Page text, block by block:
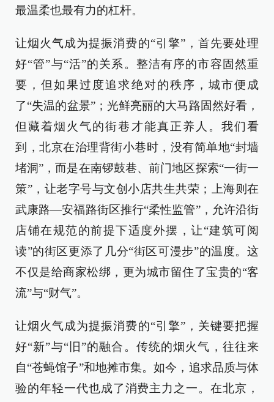
最温柔也最有力的杠杆。
让烟火气成为提振消费的“引擎”，首先要处理
好“管”与“活”的关系。整洁有序的市容固然重
要，但如果过度追求绝对的秩序，城市便成
了“失温的盆景”；光鲜亮丽的大马路固然好看，
但藏着烟火气的街巷才能真正养人。我们看
到，北京在治理背街小巷时，没有简单地“封墙
堵洞”，而是在南锣鼓巷、前门地区探索“一街一
策”，让老字号与文创小店共生共荣；上海则在
武康路—安福路街区推行“柔性监管”，允许沿街
店铺在规范的前提下适度外摆，让“建筑可阅
读”的街区更添了几分“街区可漫步”的温度。这
不仅是给商家松绑，更为城市留住了宝贵的“客
流”与“财气”。
让烟火气成为提振消费的“引擎”，关键要把握
好“新”与“旧”的融合。传统的烟火气，往往来
自“苍蝇馆子”和地摊市集。如今，追求品质与体
验的年轻一代也成了消费主力之一。在北京，